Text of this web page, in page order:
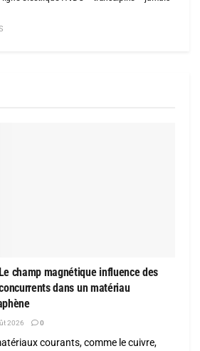
champ magnétique influence des
dans un matériau
2026 0
courants, comme le cuivre,